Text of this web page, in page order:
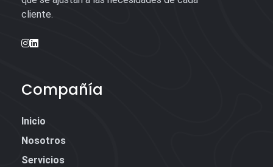
cliente.
Compañía
Inicio
Nosotros
Servicios